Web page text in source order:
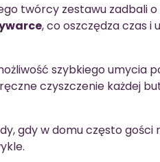
twórcy zestawu zadbali
, co oszczędza czas i
szybkiego umycia
czyszczenie każdej
gdy w domu często gości